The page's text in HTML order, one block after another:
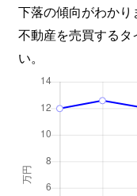
下落の傾向がわかり
不動産を売買する
い。